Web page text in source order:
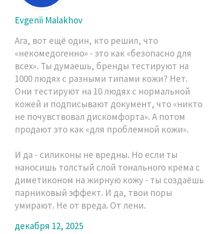
Evgenii Malakhov
Ага, вот ещё один, кто решил, что
«некомедогенно» - это как «безопасно для
всех». Ты думаешь, бренды тестируют на
1000 людях с разными типами кожи? Нет.
Они тестируют на 10 людях с нормальной
кожей и подписывают документ, что «никто
не почувствовал дискомфорта». А потом
продают это как «для проблемной кожи».
И да - силиконы не вредны. Но если ты
наносишь толстый слой тонального крема с
диметиконом на жирную кожу - ты создаёшь
парниковый эффект. И да, твои поры
умирают. Не от вреда. От лени.
декабря 12, 2025